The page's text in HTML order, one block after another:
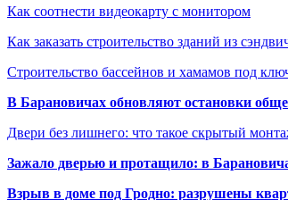
Как соотнести видеокарту с монитором
Как заказать строительство зданий из
Строительство бассейнов и хамамов под
В Барановичах обновляют остановки
Двери без лишнего: что такое скрытый
Зажало дверью и протащило: в
Взрыв в доме под Гродно: разрушены